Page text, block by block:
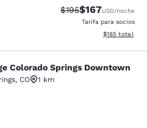
Precio tachado:
$195Precio con
$167USD/noche
Tarifa para socios
Ver detalles
$185 total
Springs
Colorado Springs Downtown
, CO
1 km
3.03 estrellas. Feria. 466 reseñas